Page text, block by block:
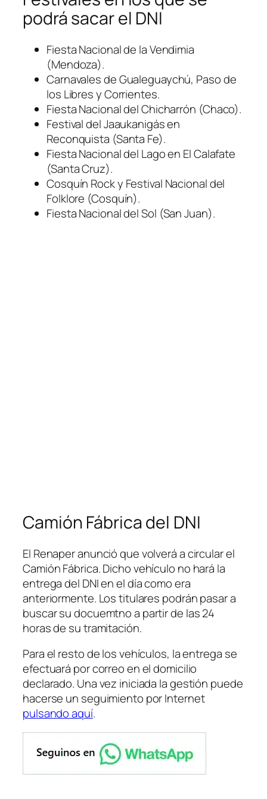
podrá sacar el DNI
Fiesta Nacional de la Vendimia
(Mendoza).
Carnavales de Gualeguaychú, Paso de
los Libres y Corrientes.
Fiesta Nacional del Chicharrón (Chaco).
Festival del Jaaukanigás en
Reconquista (Santa Fe).
Fiesta Nacional del Lago en El Calafate
(Santa Cruz).
Cosquín Rock y Festival Nacional del
Folklore (Cosquín).
Fiesta Nacional del Sol (San Juan).
Camión Fábrica del DNI
El Renaper anunció que volverá a circular el
Camión Fábrica. Dicho vehículo no hará la
entrega del DNI en el día como era
anteriormente. Los titulares podrán pasar a
buscar su docuemtno a partir de las 24
horas de su tramitación.
Para el resto de los vehículos, la entrega se
efectuará por correo en el domicilio
declarado. Una vez iniciada la gestión puede
hacerse un seguimiento por Internet
pulsando aquí.